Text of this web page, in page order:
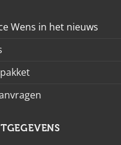
Wens in het nieuws